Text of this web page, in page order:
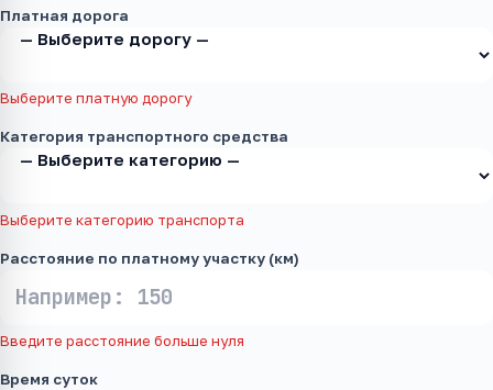
Платная дорога
Выберите платную дорогу
Категория транспортного средства
Выберите категорию транспорта
Расстояние по платному участку (км)
Введите расстояние больше нуля
Время суток